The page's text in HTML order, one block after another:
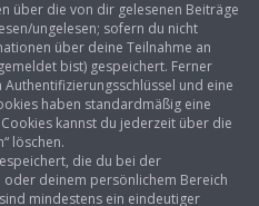
über die von dir gelesenen Beiträge
ungelesen; sofern du nicht
über deine Teilnahme an
bist) gespeichert. Ferner
und eine
haben standardmäßig eine
kannst du jederzeit über die
löschen.
die du bei der
deinem persönlichem Bereich
mindestens ein eindeutiger